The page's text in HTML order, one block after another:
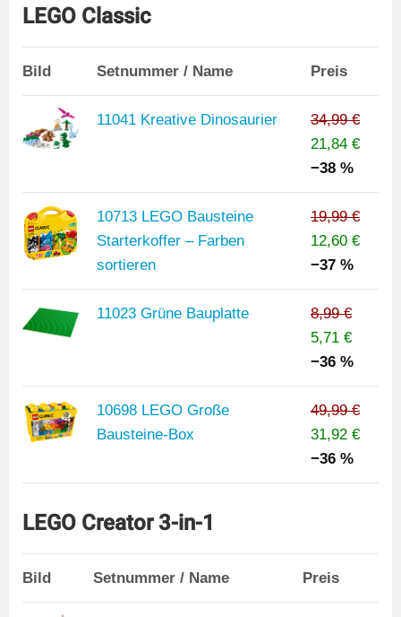
LEGO Classic
Bild Setnummer / Name Preis
11041 Kreative Dinosaurier
34,99 €
21,84 €
−38 %
10713 LEGO Bausteine
Starterkoffer – Farben
sortieren
19,99 €
12,60 €
−37 %
11023 Grüne Bauplatte
8,99 €
5,71 €
−36 %
10698 LEGO Große
Bausteine-Box
49,99 €
31,92 €
−36 %
LEGO Creator 3-in-1
Bild Setnummer / Name Preis